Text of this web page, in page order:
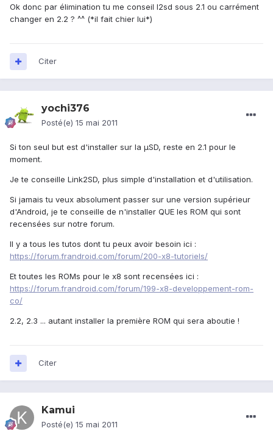
Ok donc par élimination tu me conseil l2sd sous 2.1 ou carrément
changer en 2.2 ? ^^ (*il fait chier lui*)
Citer
yochi376
Posté(e) 15 mai 2011
Si ton seul but est d'installer sur la µSD, reste en 2.1 pour le
moment.
Je te conseille Link2SD, plus simple d'installation et d'utilisation.
Si jamais tu veux absolument passer sur une version supérieur
d'Android, je te conseille de n'installer QUE les ROM qui sont
recensées sur notre forum.
Il y a tous les tutos dont tu peux avoir besoin ici :
https://forum.frandroid.com/forum/200-x8-tutoriels/
Et toutes les ROMs pour le x8 sont recensées ici :
https://forum.frandroid.com/forum/199-x8-developpement-rom-
co/
2.2, 2.3 ... autant installer la première ROM qui sera aboutie !
Citer
Kamui
Posté(e) 15 mai 2011